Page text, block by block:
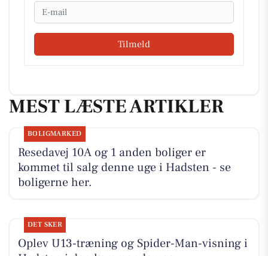
Email
Tilmeld
MEST LÆSTE ARTIKLER
BOLIGMARKED
Resedavej 10A og 1 anden boliger er
kommet til salg denne uge i Hadsten - se
boligerne her.
DET SKER
Oplev U13-træning og Spider-Man-visning i